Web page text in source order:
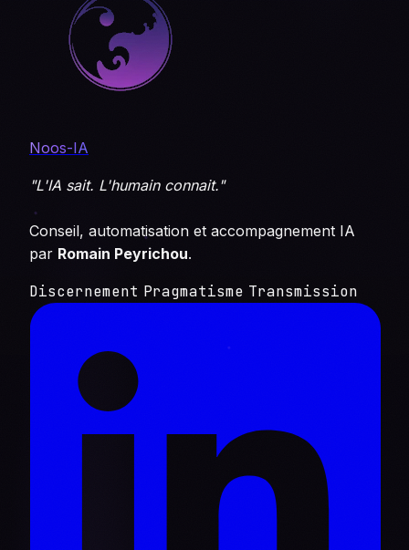
Noos-IA
"L'IA sait. L'humain connait."
Conseil, automatisation et accompagnement IA
par Romain Peyrichou.
Discernement Pragmatisme Transmission